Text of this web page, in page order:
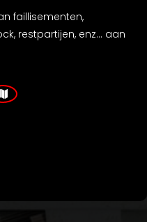
faillisementen,
restpartijen, enz... aan